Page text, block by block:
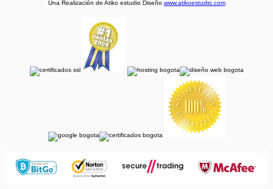
Una Realización de Atiko estudio Diseño www.atikoestudio.com